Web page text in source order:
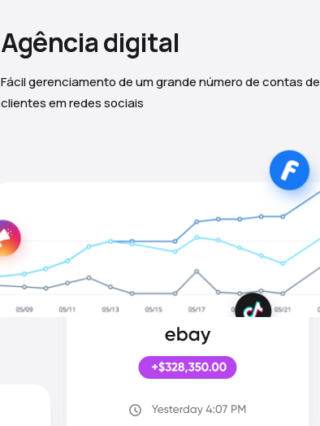
Agência digital
Fácil gerenciamento de um grande número de contas de
clientes em redes sociais